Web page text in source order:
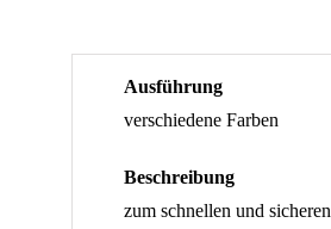
40
Stück
Menge
Ausführung
verschiedene Farben
Beschreibung
zum schnellen und sicheren